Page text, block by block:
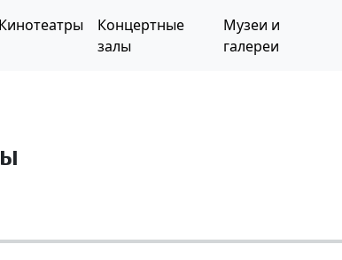
Кинотеатры
Концертные
залы
Музеи и
галереи